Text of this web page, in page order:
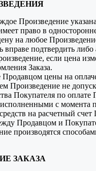
Произведение
право в
на любое
вправе подтвердить либо
если цена
Заказа.
Продавцом цены на
Произведение не
Покупателя по оплате
с момента
на расчетный счет
Продавцом и
производятся
ЗАКАЗА